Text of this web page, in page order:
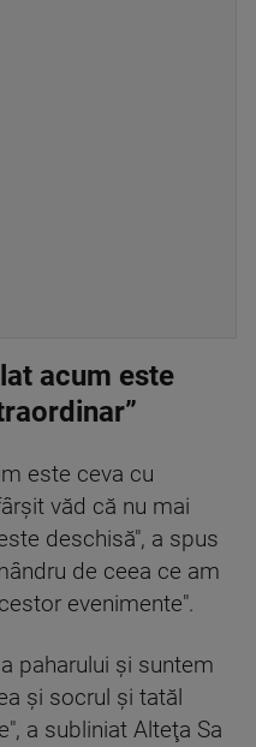
acum este
este ceva cu
văd că nu mai
deschisă", a spus
de ceea ce am
evenimente".
paharului şi suntem
şi socrul şi tatăl
a subliniat Alteţa Sa